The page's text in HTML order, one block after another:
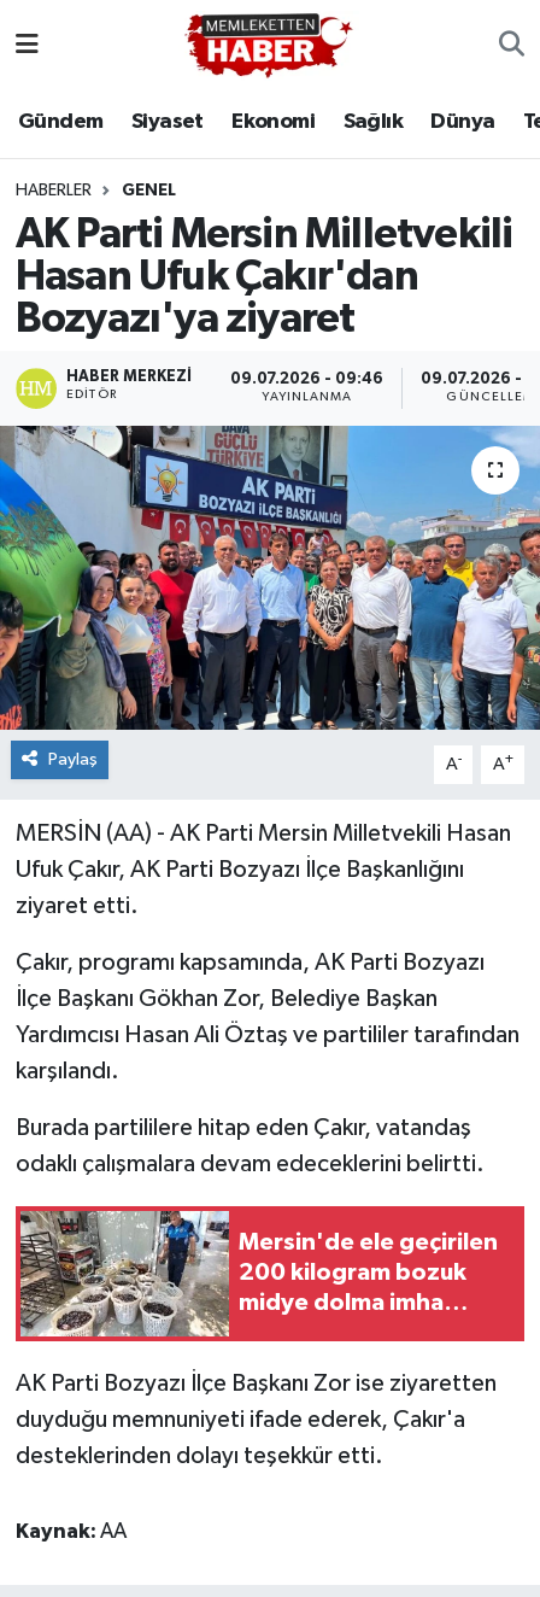
Gündem Siyaset Ekonomi Sağlık Dünya
HABERLER GENEL
AK Parti Mersin Milletvekili
Hasan Ufuk Çakır'dan
Bozyazı'ya ziyaret
HABER MERKEZI
EDITÖR
09.07.2026 - 09:46
YAYINLANMA
09.07.2026 -
Paylaş A- A+
MERSİN (AA) - AK Parti Mersin Milletvekili Hasan
Ufuk Çakır, AK Parti Bozyazı İlçe Başkanlığını
ziyaret etti.
Çakır, programı kapsamında, AK Parti Bozyazı
İlçe Başkanı Gökhan Zor, Belediye Başkan
Yardımcısı Hasan Ali Öztaş ve partililer tarafından
karşılandı.
Burada partililere hitap eden Çakır, vatandaş
odaklı çalışmalara devam edeceklerini belirtti.
Mersin'de ele geçirilen
200 kilogram bozuk
midye dolma imha
AK Parti Bozyazı İlçe Başkanı Zor ise ziyaretten
duyduğu memnuniyeti ifade ederek, Çakır'a
desteklerinden dolayı teşekkür etti.
Kaynak: AA